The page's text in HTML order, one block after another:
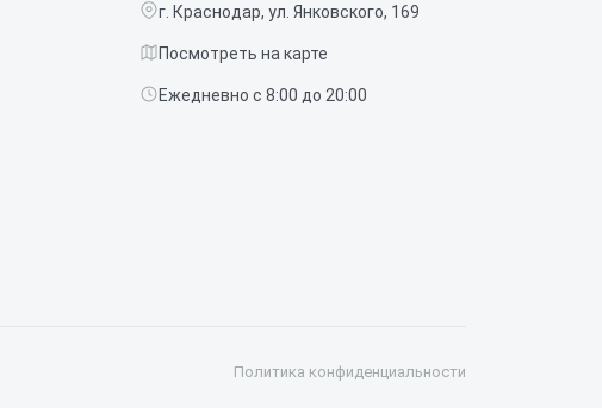
г. Краснодар, ул. Янковского, 169
Посмотреть на карте
Ежедневно с 8:00 до 20:00
Политика конфиденциальности